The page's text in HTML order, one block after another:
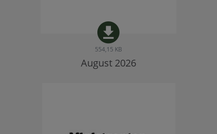
554,15 KB
August 2026